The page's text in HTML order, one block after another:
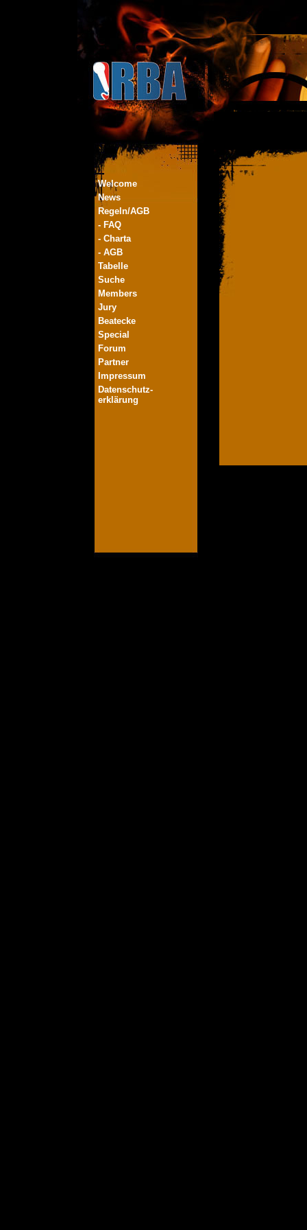
Welcome
News
Regeln/AGB
- FAQ
- Charta
- AGB
Tabelle
Suche
Members
Jury
Beatecke
Special
Forum
Partner
Impressum
Datenschutz-
erklärung